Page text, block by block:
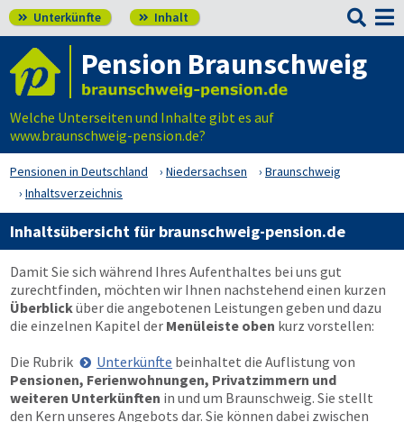
 Unterkünfte  Inhalt 
Pension Braunschweig
Welche Unterseiten und Inhalte gibt es auf
www.braunschweig-pension.de?
Pensionen in Deutschland Niedersachsen
Braunschweig
Inhaltsverzeichnis
Inhaltsübersicht für braunschweig-pension.de
Damit Sie sich während Ihres Aufenthaltes bei uns gut
zurechtfinden, möchten wir Ihnen nachstehend einen kurzen
Überblicküber die angebotenen Leistungen geben und dazu
die einzelnen Kapitel der Menüleiste oben kurz vorstellen:
Die Rubrik
Unterkünfte beinhaltet die Auflistung von
Pensionen, Ferienwohnungen, Privatzimmern und
weiteren Unterkünften in und um Braunschweig. Sie stellt
den Kern unseres Angebots dar. Sie können dabei zwischen